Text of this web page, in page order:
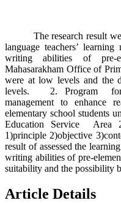
The research result
language teachers’
writing abilities of pre-
Mahasarakham Office of
were at low levels and the
levels. 2. Program for
management to enhance
elementary school students
Education Service Area
1)principle 2)objective
result of assessed the
writing abilities of pre-
suitability and the possibility
Article Details